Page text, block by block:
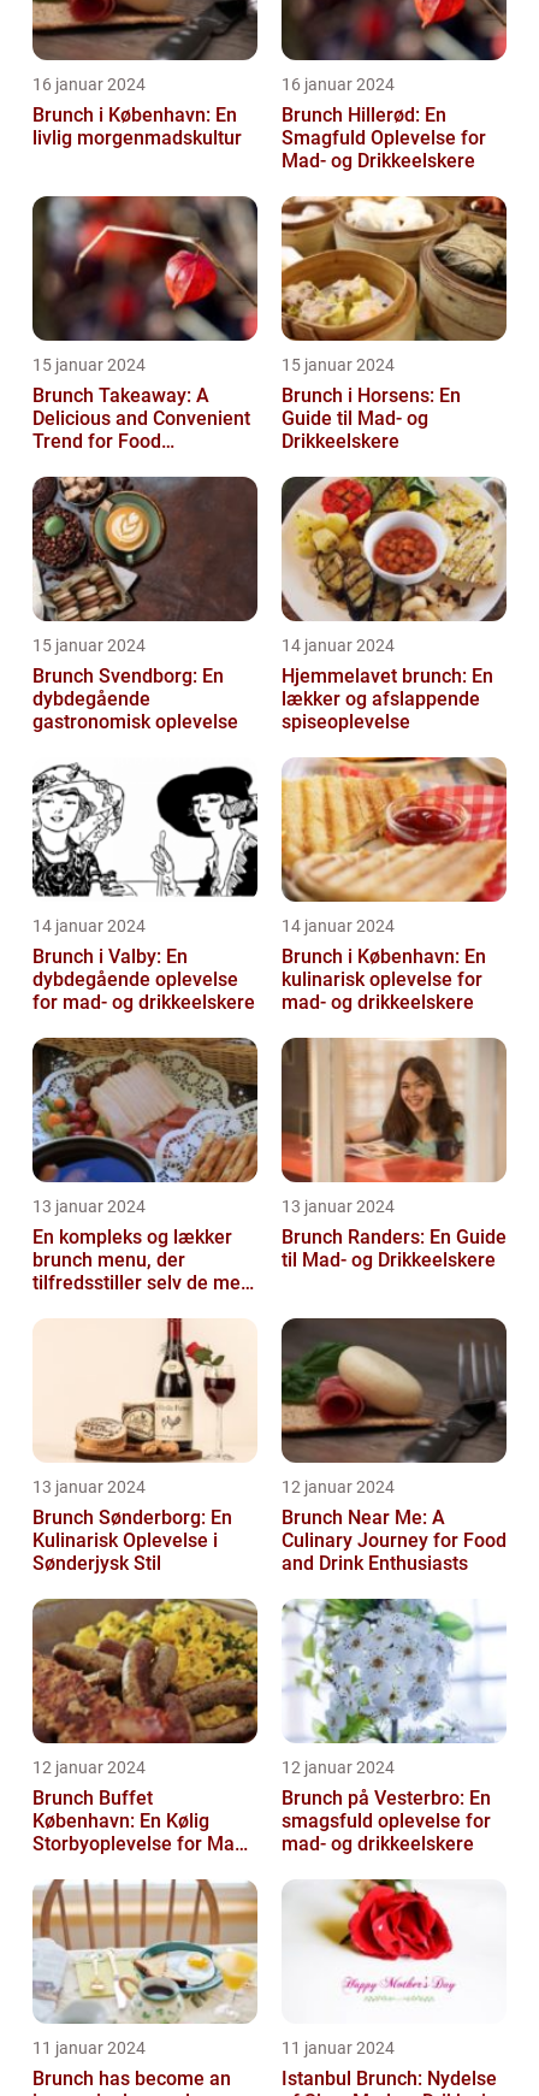
16 januar 2024
Brunch i København: En
livlig morgenmadskultur
16 januar 2024
Brunch Hillerød: En
Smagfuld Oplevelse for
Mad- og Drikkeelskere
15 januar 2024
Brunch Takeaway: A
Delicious and Convenient
Trend for Food
15 januar 2024
Brunch i Horsens: En
Guide til Mad- og
Drikkeelskere
15 januar 2024
Brunch Svendborg: En
dybdegående
gastronomisk oplevelse
14 januar 2024
Hjemmelavet brunch: En
lækker og afslappende
spiseoplevelse
14 januar 2024
Brunch i Valby: En
dybdegående oplevelse
for mad- og drikkeelskere
14 januar 2024
Brunch i København: En
kulinarisk oplevelse for
mad- og drikkeelskere
13 januar 2024
En kompleks og lækker
brunch menu, der
tilfredsstiller selv de mest
13 januar 2024
Brunch Randers: En Guide
til Mad- og Drikkeelskere
13 januar 2024
Brunch Sønderborg: En
Kulinarisk Oplevelse i
Sønderjysk Stil
12 januar 2024
Brunch Near Me: A
Culinary Journey for Food
and Drink Enthusiasts
12 januar 2024
Brunch Buffet
København: En Kølig
Storbyoplevelse for Mad-
12 januar 2024
Brunch på Vesterbro: En
smagsfuld oplevelse for
mad- og drikkeelskere
11 januar 2024
Brunch has become an
11 januar 2024
Istanbul Brunch: Nydelse